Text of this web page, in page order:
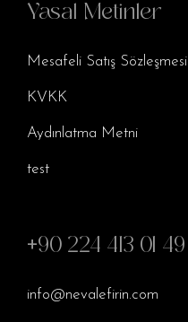
Yasal Metinler
Mesafeli Satış Sözleşmesi
KVKK
Aydınlatma Metni
test
+90 224 413 01 49
info@nevalefirin.com